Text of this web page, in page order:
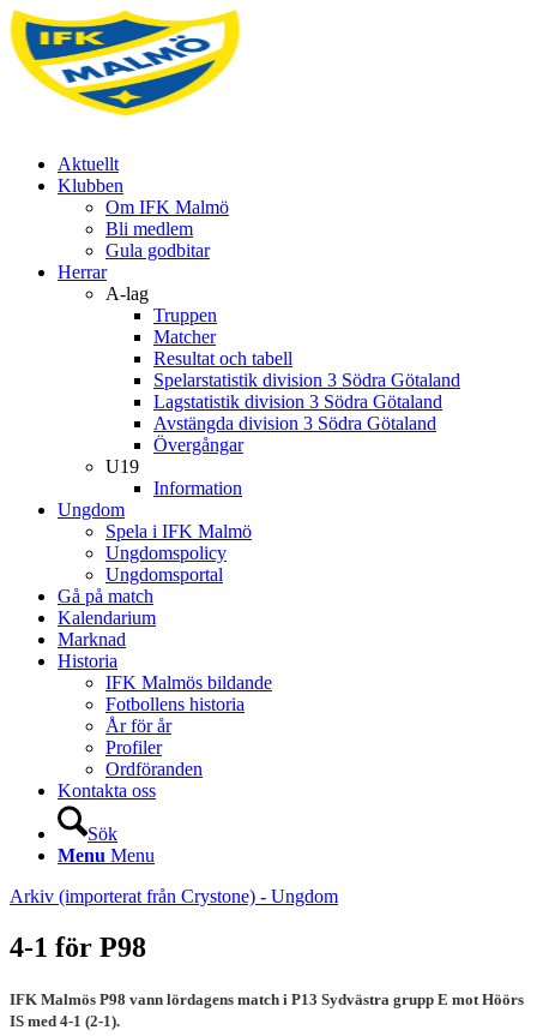
Aktuellt
Klubben
Om IFK Malmö
Bli medlem
Gula godbitar
Herrar
A-lag
Truppen
Matcher
Resultat och tabell
Spelarstatistik division 3 Södra Götaland
Lagstatistik division 3 Södra Götaland
Avstängda division 3 Södra Götaland
Övergångar
U19
Information
Ungdom
Spela i IFK Malmö
Ungdomspolicy
Ungdomsportal
Gå på match
Kalendarium
Marknad
Historia
IFK Malmös bildande
Fotbollens historia
År för år
Profiler
Ordföranden
Kontakta oss
Sök
Menu Menu
Arkiv (importerat från Crystone) - Ungdom
4-1 för P98
IFK Malmös P98 vann lördagens match i P13 Sydvästra grupp E mot Höörs
IS med 4-1 (2-1).